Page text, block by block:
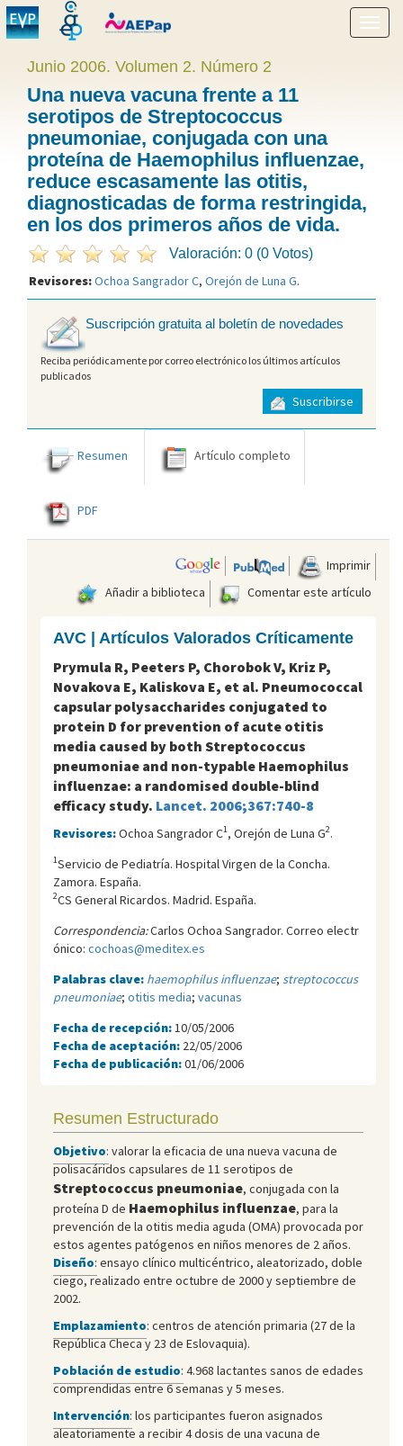
menú
Junio 2006. Volumen 2. Número 2
Una nueva vacuna frente a 11
serotipos de Streptococcus
pneumoniae, conjugada con una
proteína de Haemophilus influenzae,
reduce escasamente las otitis,
diagnosticadas de forma restringida,
en los dos primeros años de vida.
Valoración: 0 (0 Votos)
Revisores:Ochoa Sangrador C, Orejón de Luna G.
Suscripción gratuita al boletín de novedades
Reciba periódicamente por correo electrónico los últimos artículos
publicados
Suscribirse
Resumen Artículo completo
PDF
Imprimir
Añadir a biblioteca
Comentar este artículo
AVC | Artículos Valorados Críticamente
Prymula R, Peeters P, Chorobok V, Kriz P,
Novakova E, Kaliskova E, et al. Pneumococcal
capsular polysaccharides conjugated to
protein D for prevention of acute otitis
media caused by both Streptococcus
pneumoniae and non-typable Haemophilus
influenzae: a randomised double-blind
efficacy study. Lancet. 2006;367:740-8
Revisores:Ochoa Sangrador C1, Orejón de Luna G2.
1Servicio de Pediatrí­a. Hospital Virgen de la Concha.
Zamora. España.
2CS General Ricardos. Madrid. España.
Correspondencia:Carlos Ochoa Sangrador. Correo electr
ónico: cochoas@meditex.es
Palabras clave: haemophilus influenzae; streptococcus
pneumoniae; otitis media; vacunas
Fecha de recepción: 10/05/2006
Fecha de aceptación: 22/05/2006
Fecha de publicación:01/06/2006
Resumen Estructurado
Objetivo: valorar la eficacia de una nueva vacuna de
polisacáridos capsulares de 11 serotipos de
Streptococcus pneumoniae, conjugada con la
proteína D de Haemophilus influenzae, para la
prevención de la otitis media aguda (OMA) provocada por
estos agentes patógenos en niños menores de 2 años.
Diseño: ensayo clínico multicéntrico, aleatorizado, doble
ciego, realizado entre octubre de 2000 y septiembre de
2002.
Emplazamiento: centros de atención primaria (27 de la
República Checa y 23 de Eslovaquia).
Población de estudio: 4.968 lactantes sanos de edades
comprendidas entre 6 semanas y 5 meses.
Intervención: los participantes fueron asignados
aleatoriamente a recibir 4 dosis de una vacuna de